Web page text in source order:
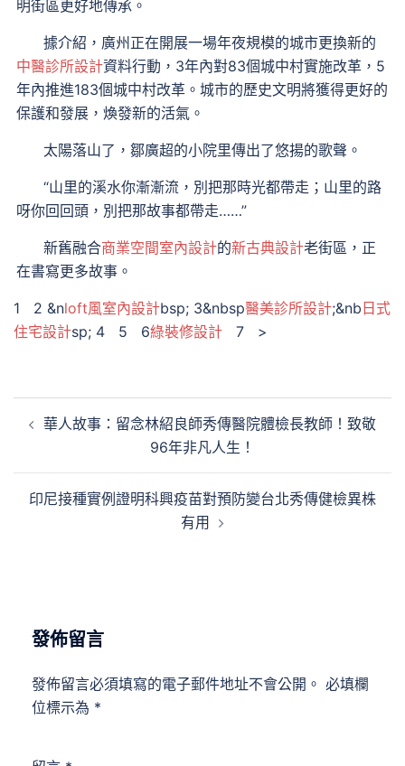
明街區更好地傳承。
據介紹，廣州正在開展一場年夜規模的城市更換新的
中醫診所設計資料行動，3年內對83個城中村實施改革，5
年內推進183個城中村改革。城市的歷史文明將獲得更好的
保護和發展，煥發新的活氣。
太陽落山了，鄒廣超的小院里傳出了悠揚的歌聲。
“山里的溪水你漸漸流，別把那時光都帶走；山里的路
呀你回回頭，別把那故事都帶走……”
新舊融合商業空間室內設計的新古典設計老街區，正
在書寫更多故事。
1 2 &nloft風室內設計bsp; 3&nbsp醫美診所設計;&nb日式
住宅設計sp; 4 5 6綠裝修設計 7 >
章 華人故事：留念林紹良師秀傳醫院體檢長教師！致敬
96年非凡人生！
印尼接種實例證明科興疫苗對預防變台北秀傳健檢異株
有用
發佈留言
發佈留言必須填寫的電子郵件地址不會公開。 必填欄
位標示為 *